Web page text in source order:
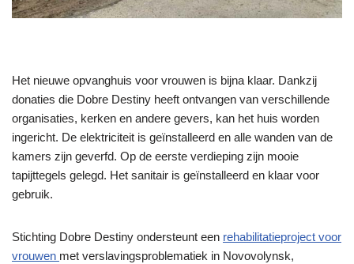
Het nieuwe opvanghuis voor vrouwen is bijna klaar. Dankzij
donaties die Dobre Destiny heeft ontvangen van verschillende
organisaties, kerken en andere gevers, kan het huis worden
ingericht. De elektriciteit is geïnstalleerd en alle wanden van de
kamers zijn geverfd. Op de eerste verdieping zijn mooie
tapijttegels gelegd. Het sanitair is geïnstalleerd en klaar voor
gebruik.
Stichting Dobre Destiny ondersteunt een rehabilitatieproject voor
vrouwen met verslavingsproblematiek in Novovolynsk,